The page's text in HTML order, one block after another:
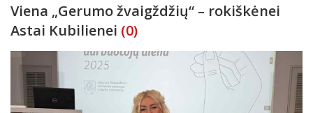
Viena „Gerumo žvaigždžių“ – rokiškėnei
Astai Kubilienei (0)